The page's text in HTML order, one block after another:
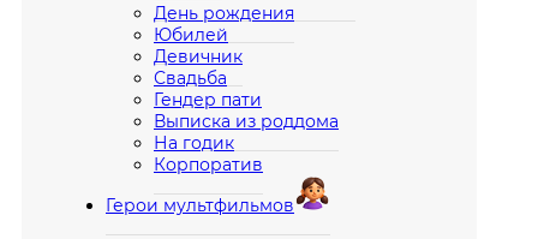
День рождения
Юбилей
Девичник
Свадьба
Гендер пати
Выписка из роддома
На годик
Корпоратив
Герои мультфильмов